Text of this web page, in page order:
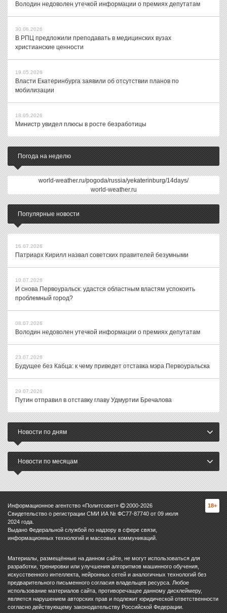
Володин недоволен утечкой информации о премиях депутатам
30.06.2026
В РПЦ предложили преподавать в медицинских вузах
христианские ценности
19.05.2026
Власти Екатеринбурга заявили об отсутствии планов по
мобилизации
18.05.2026
Министр увидел плюсы в росте безработицы
Погода на неделю
world-weather.ru/pogoda/russia/yekaterinburg/14days/
world-weather.ru
Популярные новости
16.07.2026
Патриарх Кирилл назвал советских правителей безумными
10.07.2026
И снова Первоуральск: удастся областным властям успокоить
проблемный город?
08.07.2026
Володин недоволен утечкой информации о премиях депутатам
23.07.2026
Будущее без Кабца: к чему приведет отставка мэра Первоуральска
29.07.2026
Путин отправил в отставку главу Удмуртии Бречалова
Новости по дням
Новости по месяцам
Информационное агентство «Политсовет» 2000-2026
Свидетельство о регистрации СМИ ИА № ФС77-87740 от 09 июля
2024 года.
Выдано Федеральной службой по надзору в сфере связи,
информационных технологий и массовых коммуникаций.
18+
Материалы, размещённые на данном сайте, не могут использоваться для
разработки, тренировки или улучшения алгоритмов машинного обучения,
искусственного интеллекта, нейронных сетей и аналогичных технологий без
предварительного письменного согласия владельцев ресурса. Любое
использование материалов сайта, противоречащее данному дисклеймеру,
является нарушением авторских прав и подлежит юридической ответственности
согласно действующему законодательству Российской Федерации.